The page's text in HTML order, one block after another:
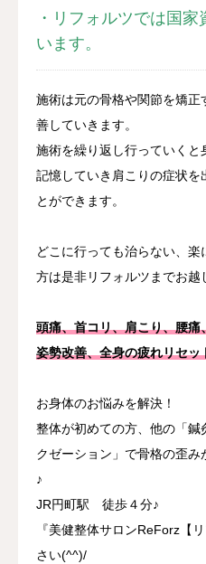
・リフォルツでは国
います。
施術は元の骨格や関節を矯
善していきます。
施術を繰り返し行っていく
記憶していき肩こりの症状を
とができます。
どこに行っても治らない、
方は是非リフォルツまでお越
頭痛、首コリ、肩こり、腰
姿勢改善、全身の疲れリセッ
お身体のお悩みを解決！
整体が初めての方、他の「鍼
クゼーション」で骨格の歪
♪
JR円町駅 徒歩４分♪
『美健整体サロンReForz【
さい(^^)/